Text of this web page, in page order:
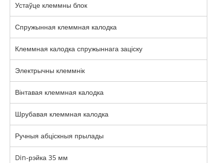
Устаўце клеммны блок
Спружынная клеммная калодка
Клеммная калодка спружыннага заціску
Электрычны клеммнік
Вінтавая клеммная калодка
Шрубавая клеммная калодка
Ручныя абціскныя прылады
Din-рэйка 35 мм